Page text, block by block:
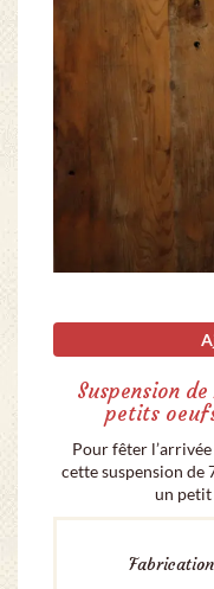
Suspension
petits
Pour fêter
cette suspension de
un petit